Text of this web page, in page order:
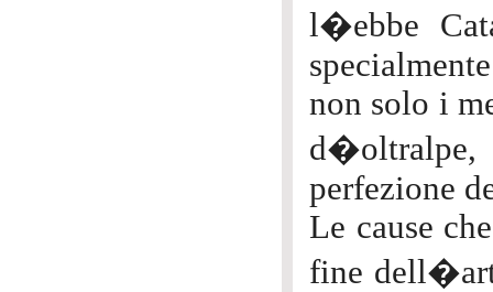
l�ebbe
non solo i
d�oltralpe,
perfezione
Le cause
fine